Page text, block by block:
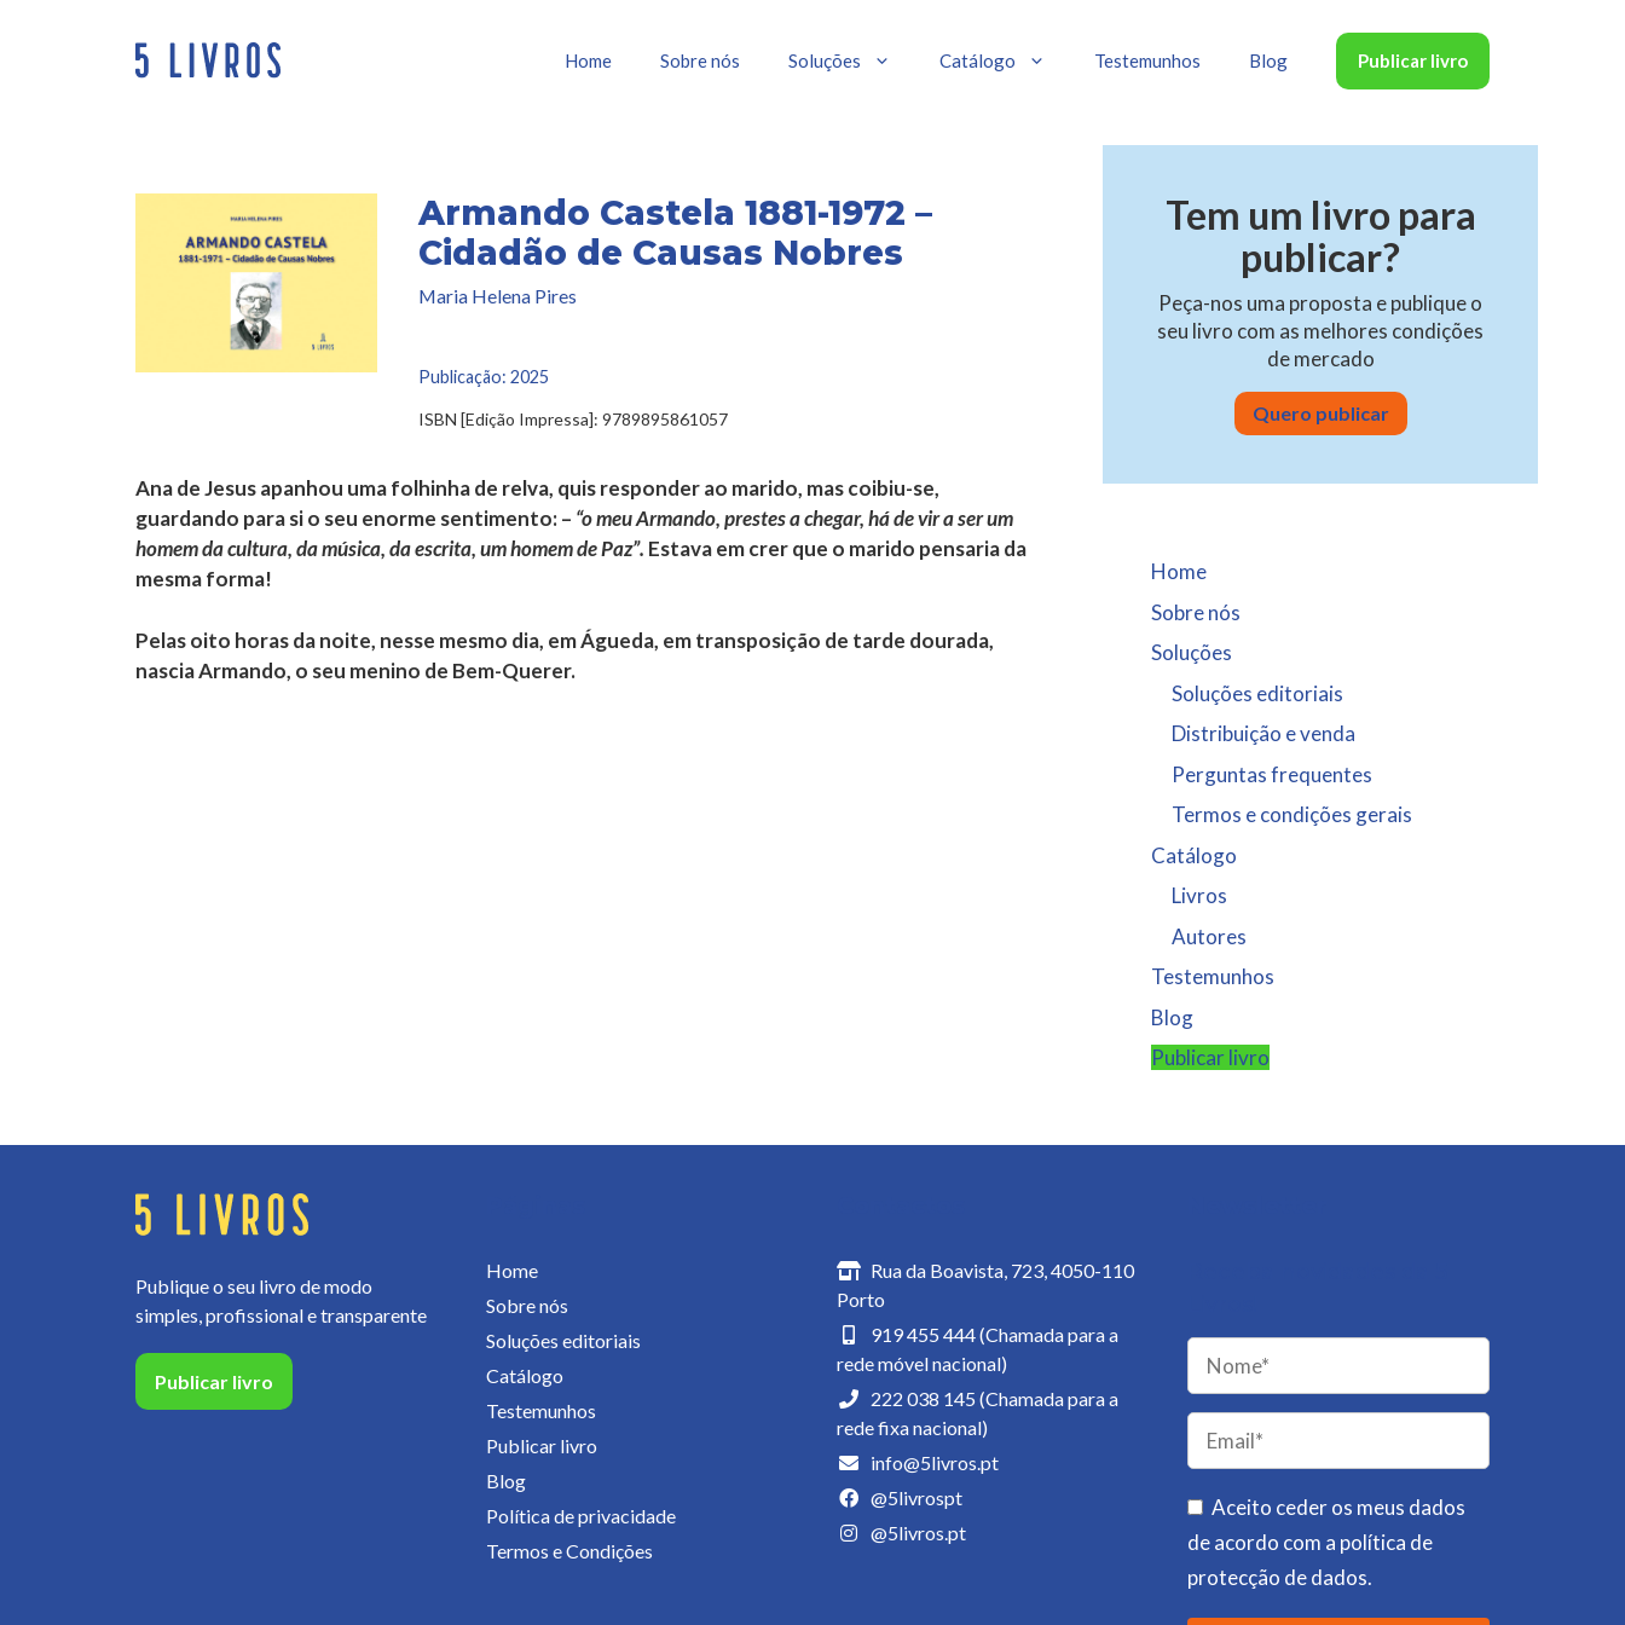
Home Sobre nós Soluções Catálogo Testemunhos Blog Publicar livro
Armando Castela 1881-1972 –
Cidadão de Causas Nobres
Maria Helena Pires
Publicação: 2025
ISBN [Edição Impressa]: 9789895861057
Ana de Jesus apanhou uma folhinha de relva, quis responder ao marido, mas coibiu-se,
guardando para si o seu enorme sentimento: – “o meu Armando, prestes a chegar, há de vir a ser um
homem da cultura, da música, da escrita, um homem de Paz”. Estava em crer que o marido pensaria da
mesma forma!
Pelas oito horas da noite, nesse mesmo dia, em Águeda, em transposição de tarde dourada,
nascia Armando, o seu menino de Bem-Querer.
Tem um livro para
publicar?
Peça-nos uma proposta e publique o
seu livro com as melhores condições
de mercado
Quero publicar
Home
Sobre nós
Soluções
Soluções editoriais
Distribuição e venda
Perguntas frequentes
Termos e condições gerais
Catálogo
Livros
Autores
Testemunhos
Blog
Publicar livro
Publique o seu livro de modo
simples, profissional e transparente
Publicar livro
Home
Sobre nós
Soluções editoriais
Catálogo
Testemunhos
Publicar livro
Blog
Política de privacidade
Termos e Condições
Rua da Boavista, 723, 4050-110
Porto
919 455 444 (Chamada para a
rede móvel nacional)
222 038 145 (Chamada para a
rede fixa nacional)
info@5livros.pt
@5livrospt
@5livros.pt
Please
leave
this
field
empty.
Aceito ceder os meus dados
de acordo com a política de
protecção de dados.